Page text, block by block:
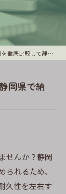
静岡県で納得の選び方を知ろう
岡県で納
せんか？静岡
れるため、
久性を左右す